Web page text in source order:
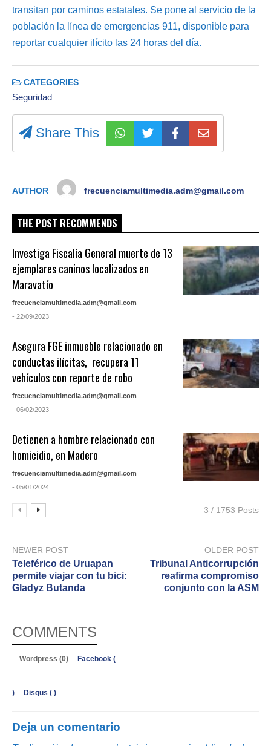
transitan por caminos estatales. Se pone al servicio de la
población la línea de emergencias 911, disponible para
reportar cualquier ilícito las 24 horas del día.
CATEGORIES
Seguridad
Share This
AUTHOR frecuenciamultimedia.adm@gmail.com
THE POST RECOMMENDS
Investiga Fiscalía General muerte de 13
ejemplares caninos localizados en
Maravatío
frecuenciamultimedia.adm@gmail.com
- 22/09/2023
Asegura FGE inmueble relacionado en
conductas ilícitas, recupera 11
vehículos con reporte de robo
frecuenciamultimedia.adm@gmail.com
- 06/02/2023
Detienen a hombre relacionado con
homicidio, en Madero
frecuenciamultimedia.adm@gmail.com
- 05/01/2024
3 / 1753 Posts
NEWER POST
Teleférico de Uruapan
permite viajar con tu bici:
Gladyz Butanda
OLDER POST
Tribunal Anticorrupción
reafirma compromiso
conjunto con la ASM
COMMENTS
Wordpress (0) Facebook (
) Disqus ( )
Deja un comentario